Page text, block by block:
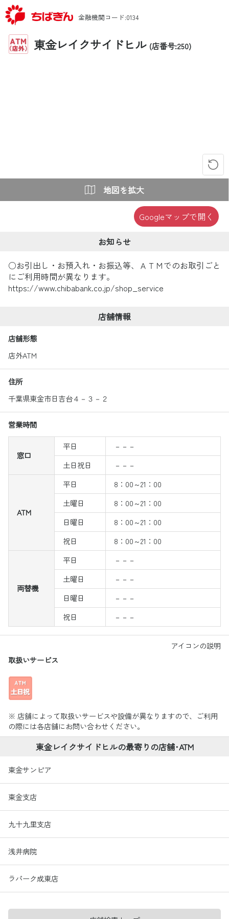
金融機関コード:0134
東金レイクサイドヒル (店番号:250)
地図を拡大
Googleマップで開く
お知らせ
○お引出し・お預入れ・お振込等、ＡＴＭでのお取引ごと
にご利用時間が異なります。
https://www.chibabank.co.jp/shop_service
店舗情報
店舗形態
店外ATM
住所
千葉県東金市日吉台４－３－２
営業時間
窓口
平日
－－－
土日祝日
－－－
ATM
平日
8：00～21：00
土曜日
8：00～21：00
日曜日
8：00～21：00
祝日
8：00～21：00
両替機
平日
－－－
土曜日
－－－
日曜日
－－－
祝日
－－－
アイコンの説明
取扱いサービス
※ 店舗によって取扱いサービスや設備が異なりますので、ご利用
の際には各店舗にお問い合わせください。
東金レイクサイドヒルの最寄りの店舗･ATM
東金サンピア
東金支店
九十九里支店
浅井病院
ラパーク成東店